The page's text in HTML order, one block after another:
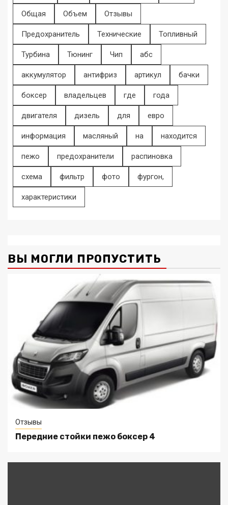
Общая Объем Отзывы
Предохранитель Технические Топливный
Турбина Тюнинг Чип абс
аккумулятор антифриз артикул бачки
боксер владельцев где года
двигателя дизель для евро
информация масляный на находится
пежо предохранители распиновка
схема фильтр фото фургон,
характеристики
ВЫ МОГЛИ ПРОПУСТИТЬ
Отзывы
Передние стойки пежо боксер 4